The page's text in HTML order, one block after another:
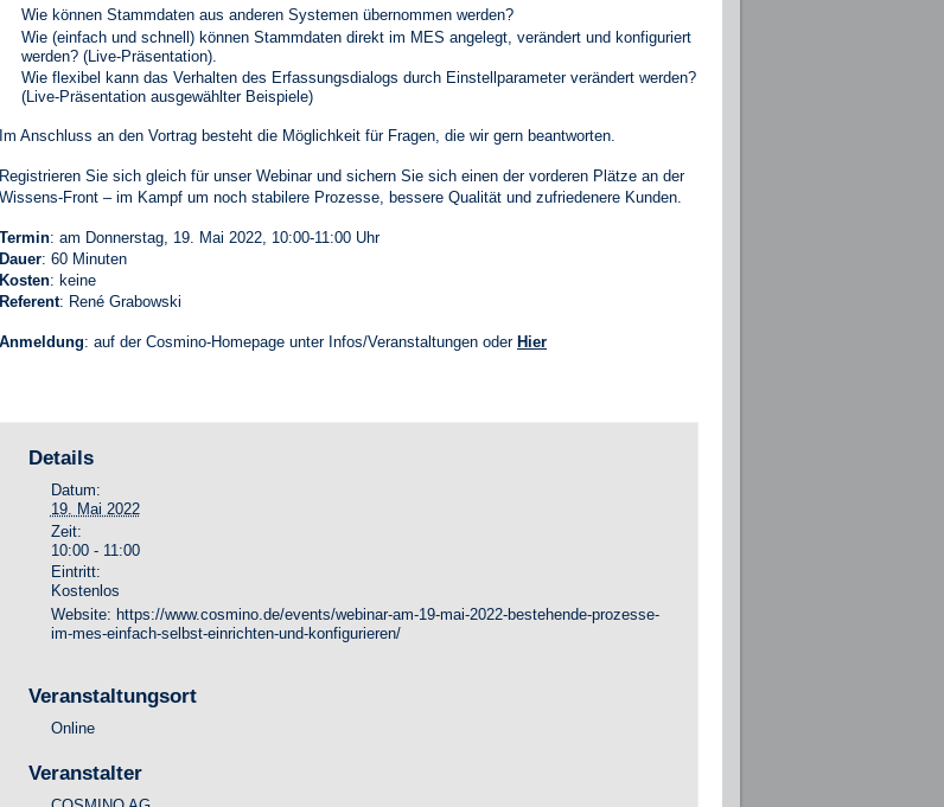
Wie können Stammdaten aus anderen Systemen übernommen werden?
Wie (einfach und schnell) können Stammdaten direkt im MES angelegt, verändert und konfiguriert
werden? (Live-Präsentation).
Wie flexibel kann das Verhalten des Erfassungsdialogs durch Einstellparameter verändert werden?
(Live-Präsentation ausgewählter Beispiele)
Im Anschluss an den Vortrag besteht die Möglichkeit für Fragen, die wir gern beantworten.
Registrieren Sie sich gleich für unser Webinar und sichern Sie sich einen der vorderen Plätze an der
Wissens-Front – im Kampf um noch stabilere Prozesse, bessere Qualität und zufriedenere Kunden.
Termin: am Donnerstag, 19. Mai 2022, 10:00-11:00 Uhr
Dauer: 60 Minuten
Kosten: keine
Referent: René Grabowski
Anmeldung: auf der Cosmino-Homepage unter Infos/Veranstaltungen oder Hier
Details
Datum:
19. Mai 2022
Zeit:
10:00 - 11:00
Eintritt:
Kostenlos
Website: https://www.cosmino.de/events/webinar-am-19-mai-2022-bestehende-prozesse-
im-mes-einfach-selbst-einrichten-und-konfigurieren/
Veranstaltungsort
Online
Veranstalter